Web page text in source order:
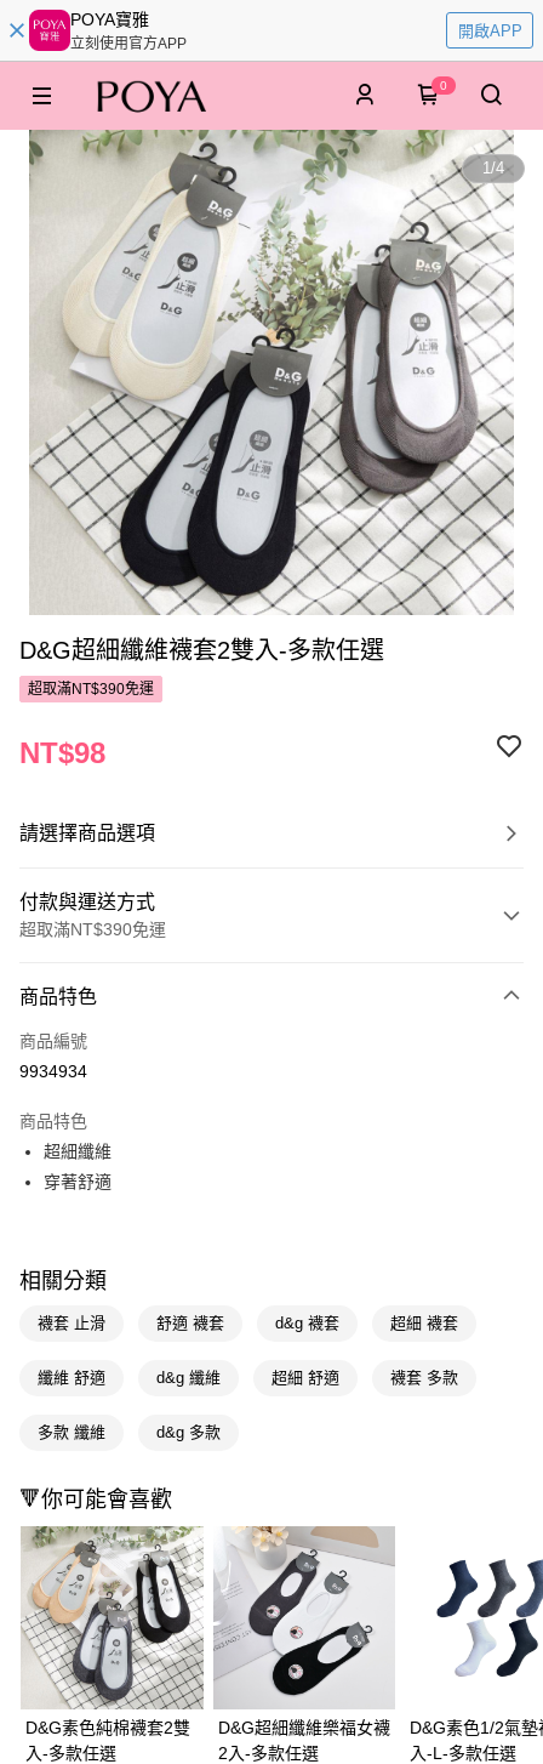
POYA寶雅
立刻使用官方APP
開啟APP
0
1/4
D&G超細纖維襪套2雙入-多款任選
超取滿NT$390免運
NT$98
請選擇商品選項
付款與運送方式
超取滿NT$390免運
POYA支付
信用卡一次付款
LINE Pay
Apple Pay
悠遊付
Google Pay
AFTEE先享後付
【關於「AFTEE先享後付」】
１．簡單：不需註冊會員、不需綁卡、不需儲值。
２．便利：只要手機號碼，簡訊認證，即可結帳。
３．安心：先確認商品／服務後，再付款。
【「AFTEE先享後付」結帳流程】
１．於結帳方式選擇「AFTEE先享後付」後，將跳轉至「AFTEE先享後付」
結帳頁面，進行簡訊認證並確認金額後，即可完成結帳。
２．訂單成立數日內，您將收到繳費通知簡訊。
３．收到繳費通知簡訊後14天內，點擊此簡訊中的連結，可透過四大超商／
ATM／網路銀行／等多元方式進行付款，方視為交易完成。
※ 請注意：結帳手續完成當下不需立刻繳費，但若您需要取消訂單，請聯絡
購買商品的店家。未經商家同意取消之訂單仍視為有效，需透過AFTEE先享
後付繳納相關費用。
即享券
運送方式
全家取貨付款
每筆NT$65，滿NT$390(含以上)免運費
付款後全家取貨
每筆NT$65，滿NT$390(含以上)免運費
萊爾富取貨付款
每筆NT$65，滿NT$490(含以上)免運費
商品特色
商品編號
9934934
商品特色
超細纖維
穿著舒適
相關分類
襪套 止滑 舒適 襪套 d&g 襪套 超細 襪套
纖維 舒適 d&g 纖維 超細 舒適 襪套 多款
多款 纖維 d&g 多款
🔻你可能會喜歡
D&G素色純棉襪套2雙
入-多款任選
D&G超細纖維樂福女襪
2入-多款任選
D&G素色1/2氣墊
入-L-多款任選